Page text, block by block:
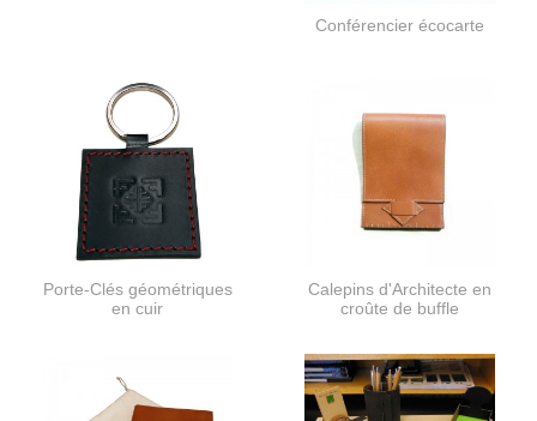
Conférencier écocarte
Porte-Clés géométriques
en cuir
Calepins d'Architecte en
croûte de buffle